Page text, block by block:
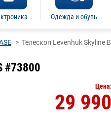
Одежда и обувь
Телескоп Levenhuk Skyline
#73800
Цена:
29